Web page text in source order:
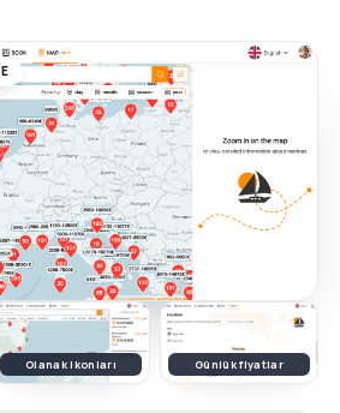
Olanak ikonları Günlük fiyatlar